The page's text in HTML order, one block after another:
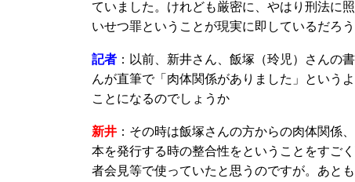
ていました。けれども厳密に、やはり刑法に
いせつ罪ということが現実に即しているだろ
記者 ：以前、新井さん、飯塚（玲児）さんの
んが直筆で「肉体関係がありました」という
ことになるのでしょうか
新井 ：その時は飯塚さんの方からの肉体関係
本を発行する時の整合性をということをすご
者会見等で使っていたと思うのですが。あと